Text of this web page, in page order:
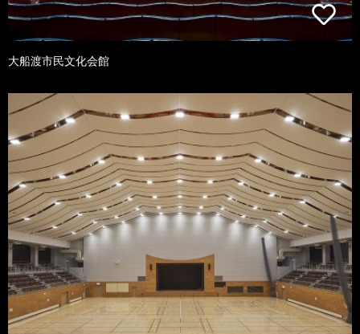
大船渡市民文化会館